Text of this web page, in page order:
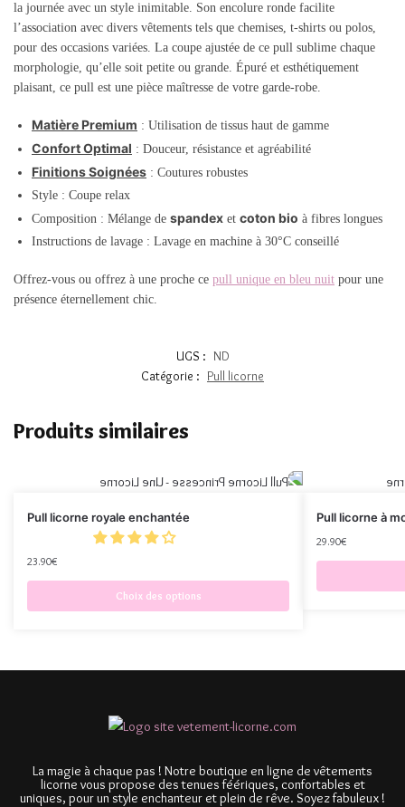
la journée avec un style inimitable. Son encolure ronde facilite
l’association avec divers vêtements tels que chemises, t-shirts ou polos,
pour des occasions variées. La coupe ajustée de ce pull sublime chaque
morphologie, qu’elle soit petite ou grande. Épuré et esthétiquement
plaisant, ce pull est une pièce maîtresse de votre garde-robe.
Matière Premium : Utilisation de tissus haut de gamme
Confort Optimal : Douceur, résistance et agréabilité
Finitions Soignées : Coutures robustes
Style : Coupe relax
Composition : Mélange de spandex et coton bio à fibres longues
Instructions de lavage : Lavage en machine à 30°C conseillé
Offrez-vous ou offrez à une proche ce pull unique en bleu nuit pour une
présence éternellement chic.
UGS : ND
Catégorie : Pull licorne
Produits similaires
Pull licorne royale enchantée
23.90€
Choix des options
Pull licorne à
29.90€
La magie à chaque pas ! Notre boutique en ligne de vêtements
licorne vous propose des tenues féériques, confortables et
uniques, pour un style enchanteur et plein de rêve. Soyez fabuleux !